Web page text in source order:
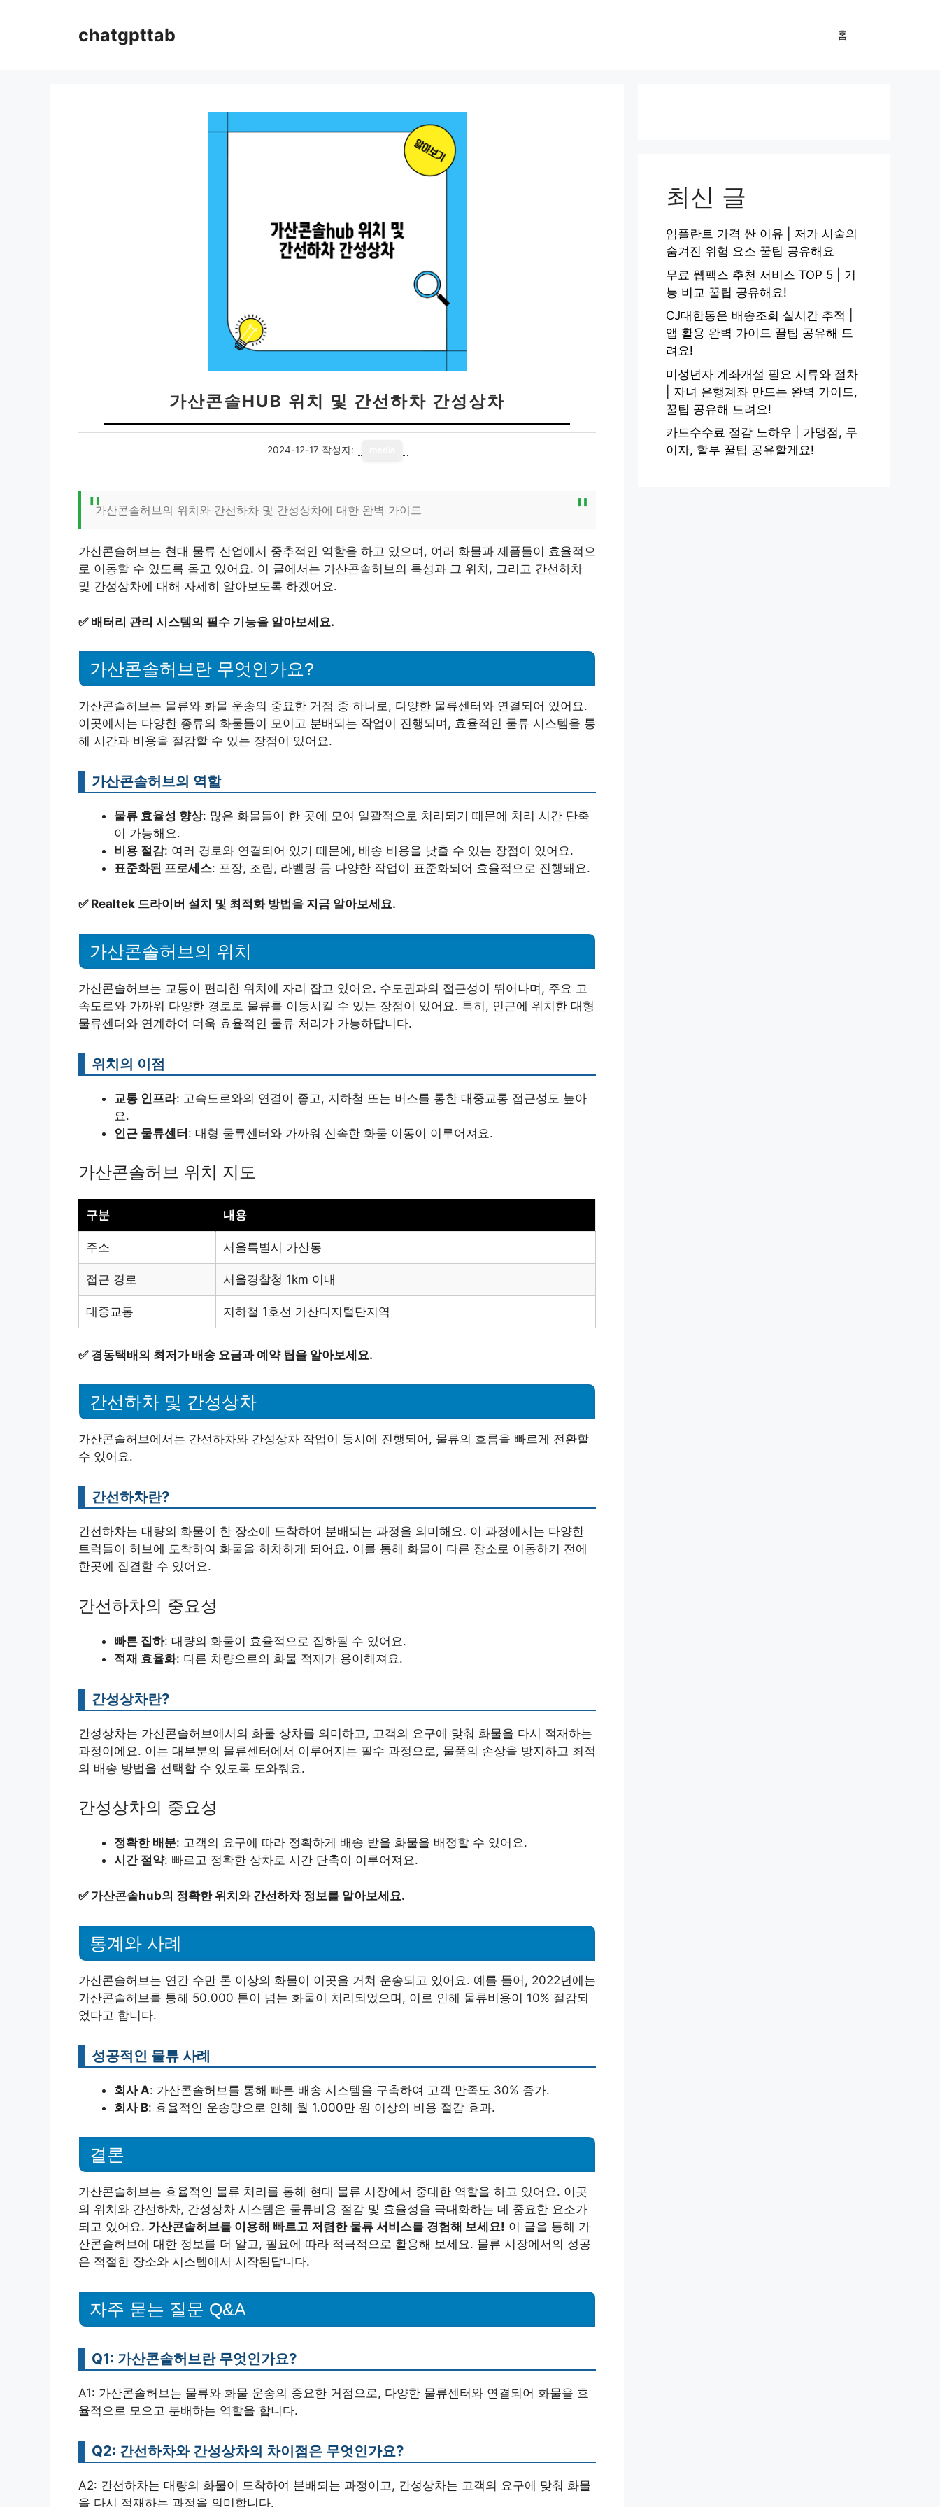
chatgpttab 홈
가산콘솔HUB 위치 및 간선하차 간성상차
2024-12-17 작성자:
가산콘솔허브의 위치와 간선하차 및 간성상차에 대한 완벽 가이드
가산콘솔허브는 현대 물류 산업에서 중추적인 역할을 하고 있으며, 여러 화물과 제품들이 효율적으
로 이동할 수 있도록 돕고 있어요. 이 글에서는 가산콘솔허브의 특성과 그 위치, 그리고 간선하차
및 간성상차에 대해 자세히 알아보도록 하겠어요.
✅ 배터리 관리 시스템의 필수 기능을 알아보세요.
가산콘솔허브란 무엇인가요?
가산콘솔허브는 물류와 화물 운송의 중요한 거점 중 하나로, 다양한 물류센터와 연결되어 있어요.
이곳에서는 다양한 종류의 화물들이 모이고 분배되는 작업이 진행되며, 효율적인 물류 시스템을 통
해 시간과 비용을 절감할 수 있는 장점이 있어요.
가산콘솔허브의 역할
물류 효율성 향상: 많은 화물들이 한 곳에 모여 일괄적으로 처리되기 때문에 처리 시간 단축
이 가능해요.
비용 절감: 여러 경로와 연결되어 있기 때문에, 배송 비용을 낮출 수 있는 장점이 있어요.
표준화된 프로세스: 포장, 조립, 라벨링 등 다양한 작업이 표준화되어 효율적으로 진행돼요.
✅ Realtek 드라이버 설치 및 최적화 방법을 지금 알아보세요.
가산콘솔허브의 위치
가산콘솔허브는 교통이 편리한 위치에 자리 잡고 있어요. 수도권과의 접근성이 뛰어나며, 주요 고
속도로와 가까워 다양한 경로로 물류를 이동시킬 수 있는 장점이 있어요. 특히, 인근에 위치한 대형
물류센터와 연계하여 더욱 효율적인 물류 처리가 가능하답니다.
위치의 이점
교통 인프라: 고속도로와의 연결이 좋고, 지하철 또는 버스를 통한 대중교통 접근성도 높아
요.
인근 물류센터: 대형 물류센터와 가까워 신속한 화물 이동이 이루어져요.
가산콘솔허브 위치 지도
구분 내용
주소 서울특별시 가산동
접근 경로 서울경찰청 1km 이내
대중교통 지하철 1호선 가산디지털단지역
✅ 경동택배의 최저가 배송 요금과 예약 팁을 알아보세요.
간선하차 및 간성상차
가산콘솔허브에서는 간선하차와 간성상차 작업이 동시에 진행되어, 물류의 흐름을 빠르게 전환할
수 있어요.
간선하차란?
간선하차는 대량의 화물이 한 장소에 도착하여 분배되는 과정을 의미해요. 이 과정에서는 다양한
트럭들이 허브에 도착하여 화물을 하차하게 되어요. 이를 통해 화물이 다른 장소로 이동하기 전에
한곳에 집결할 수 있어요.
간선하차의 중요성
빠른 집하: 대량의 화물이 효율적으로 집하될 수 있어요.
적재 효율화: 다른 차량으로의 화물 적재가 용이해져요.
간성상차란?
간성상차는 가산콘솔허브에서의 화물 상차를 의미하고, 고객의 요구에 맞춰 화물을 다시 적재하는
과정이에요. 이는 대부분의 물류센터에서 이루어지는 필수 과정으로, 물품의 손상을 방지하고 최적
의 배송 방법을 선택할 수 있도록 도와줘요.
간성상차의 중요성
정확한 배분: 고객의 요구에 따라 정확하게 배송 받을 화물을 배정할 수 있어요.
시간 절약: 빠르고 정확한 상차로 시간 단축이 이루어져요.
✅ 가산콘솔hub의 정확한 위치와 간선하차 정보를 알아보세요.
통계와 사례
가산콘솔허브는 연간 수만 톤 이상의 화물이 이곳을 거쳐 운송되고 있어요. 예를 들어, 2022년에는
가산콘솔허브를 통해 50.000 톤이 넘는 화물이 처리되었으며, 이로 인해 물류비용이 10% 절감되
었다고 합니다.
성공적인 물류 사례
회사 A: 가산콘솔허브를 통해 빠른 배송 시스템을 구축하여 고객 만족도 30% 증가.
회사 B: 효율적인 운송망으로 인해 월 1.000만 원 이상의 비용 절감 효과.
결론
가산콘솔허브는 효율적인 물류 처리를 통해 현대 물류 시장에서 중대한 역할을 하고 있어요. 이곳
의 위치와 간선하차, 간성상차 시스템은 물류비용 절감 및 효율성을 극대화하는 데 중요한 요소가
되고 있어요. 가산콘솔허브를 이용해 빠르고 저렴한 물류 서비스를 경험해 보세요! 이 글을 통해 가
산콘솔허브에 대한 정보를 더 알고, 필요에 따라 적극적으로 활용해 보세요. 물류 시장에서의 성공
은 적절한 장소와 시스템에서 시작된답니다.
자주 묻는 질문 Q&A
Q1: 가산콘솔허브란 무엇인가요?
A1: 가산콘솔허브는 물류와 화물 운송의 중요한 거점으로, 다양한 물류센터와 연결되어 화물을 효
율적으로 모으고 분배하는 역할을 합니다.
Q2: 간선하차와 간성상차의 차이점은 무엇인가요?
A2: 간선하차는 대량의 화물이 도착하여 분배되는 과정이고, 간성상차는 고객의 요구에 맞춰 화물
을 다시 적재하는 과정을 의미합니다.
최신 글
임플란트 가격 싼 이유 | 저가 시술의
숨겨진 위험 요소 꿀팁 공유해요
무료 웹팩스 추천 서비스 TOP 5 | 기
능 비교 꿀팁 공유해요!
CJ대한통운 배송조회 실시간 추적 |
앱 활용 완벽 가이드 꿀팁 공유해 드
려요!
미성년자 계좌개설 필요 서류와 절차
| 자녀 은행계좌 만드는 완벽 가이드,
꿀팁 공유해 드려요!
카드수수료 절감 노하우 | 가맹점, 무
이자, 할부 꿀팁 공유할게요!